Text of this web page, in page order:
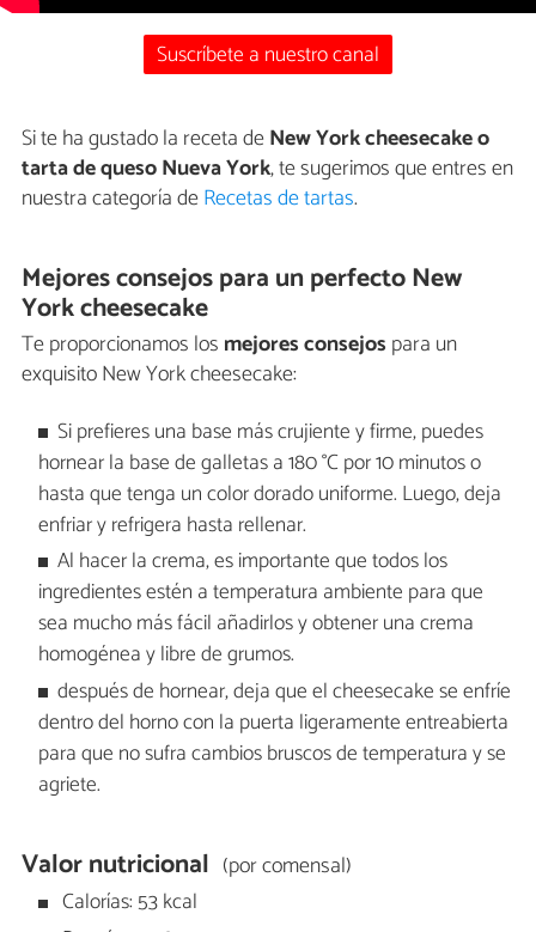
Suscríbete a nuestro canal
Si te ha gustado la receta deNew York cheesecake o
tarta de queso Nueva York, te sugerimos que entres en
nuestra categoría deRecetas de tartas.
Mejores consejos para un perfecto New
York cheesecake
Te proporcionamos los mejores consejos para un
exquisito New York cheesecake:
Si prefieres una base más crujiente y firme, puedes
hornear la base de galletas a 180 °C por 10 minutos o
hasta que tenga un color dorado uniforme. Luego, deja
enfriar y refrigera hasta rellenar.
Al hacer la crema, es importante que todos los
ingredientes estén a temperatura ambiente para que
sea mucho más fácil añadirlos y obtener una crema
homogénea y libre de grumos.
después de hornear, deja que el cheesecake se enfríe
dentro del horno con la puerta ligeramente entreabierta
para que no sufra cambios bruscos de temperatura y se
agriete.
Valor nutricional (por comensal)
Calorías: 53 kcal